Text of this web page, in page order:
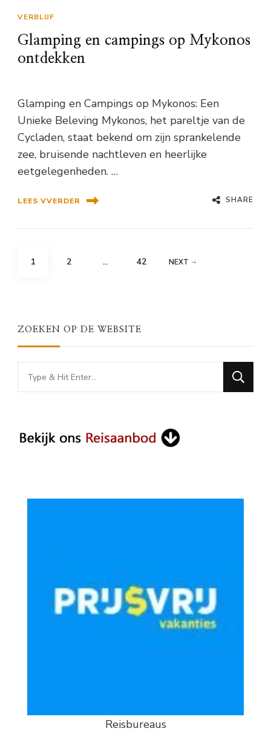
VERBLIJF
Glamping en campings op Mykonos
ontdekken
Glamping en Campings op Mykonos: Een
Unieke Beleving Mykonos, het pareltje van de
Cycladen, staat bekend om zijn sprankelende
zee, bruisende nachtleven en heerlijke
eetgelegenheden. …
LEES VVERDER SHARE
Berichten
PAGE
1 PAGE
2 … PAGE
42 NEXT
ZOEKEN OP DE WEBSITE
Looking
for
Reisbureaus